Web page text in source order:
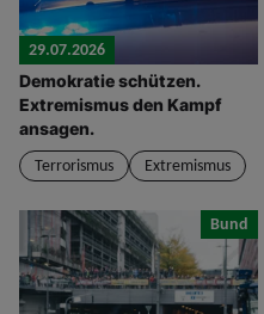
29.07.2026
Demokratie schützen.
Extremismus den Kampf
ansagen.
Terrorismus
Extremismus
Bund